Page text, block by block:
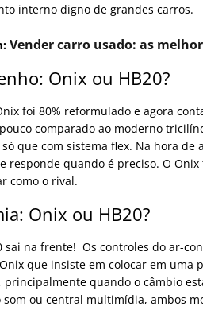
interno digno de grandes carros.
Vender carro usado: as
Onix ou HB20?
foi 80% reformulado e agora
comparado ao moderno
que com sistema flex. Na hora de
responde quando é preciso. O
como o rival.
Onix ou HB20?
sai na frente! Os controles do ar-
que insiste em colocar em uma
principalmente quando o câmbio
som ou central multimídia, ambos